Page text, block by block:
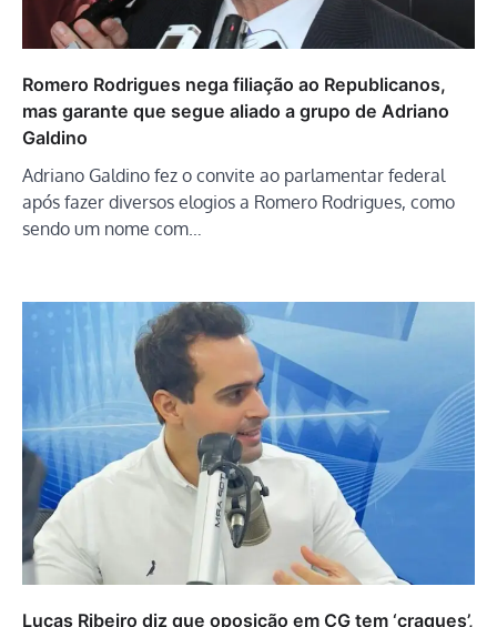
Romero Rodrigues nega filiação ao Republicanos,
mas garante que segue aliado a grupo de Adriano
Galdino
Adriano Galdino fez o convite ao parlamentar federal
após fazer diversos elogios a Romero Rodrigues, como
sendo um nome com…
Lucas Ribeiro diz que oposição em CG tem ‘craques’,